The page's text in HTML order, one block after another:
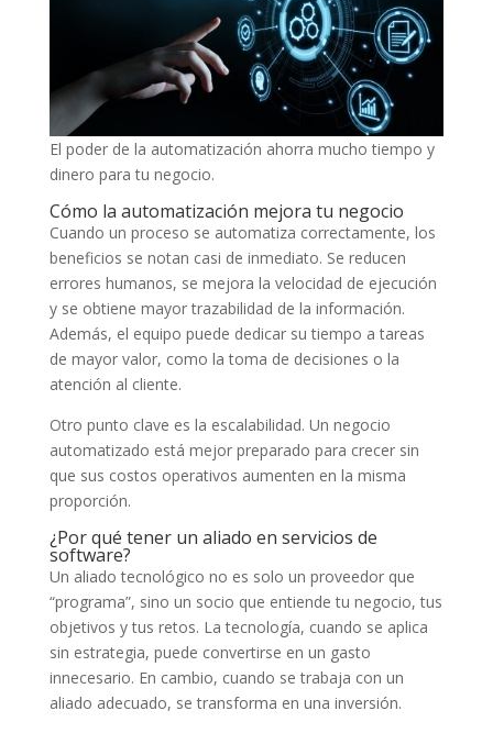
El poder de la automatización ahorra mucho tiempo y
dinero para tu negocio.
Cómo la automatización mejora tu negocio
Cuando un proceso se automatiza correctamente, los
beneficios se notan casi de inmediato. Se reducen
errores humanos, se mejora la velocidad de ejecución
y se obtiene mayor trazabilidad de la información.
Además, el equipo puede dedicar su tiempo a tareas
de mayor valor, como la toma de decisiones o la
atención al cliente.
Otro punto clave es la escalabilidad. Un negocio
automatizado está mejor preparado para crecer sin
que sus costos operativos aumenten en la misma
proporción.
¿Por qué tener un aliado en servicios de
software?
Un aliado tecnológico no es solo un proveedor que
“programa”, sino un socio que entiende tu negocio, tus
objetivos y tus retos. La tecnología, cuando se aplica
sin estrategia, puede convertirse en un gasto
innecesario. En cambio, cuando se trabaja con un
aliado adecuado, se transforma en una inversión.